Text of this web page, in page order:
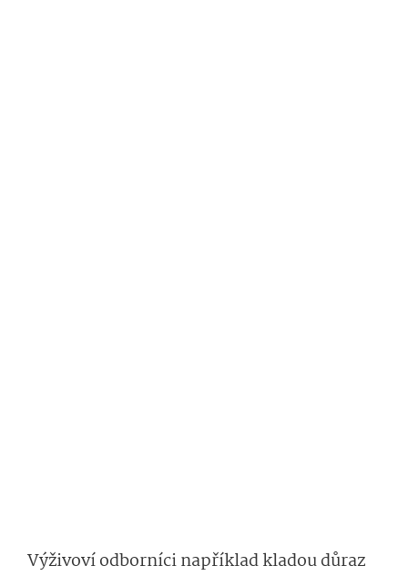
Výživoví odborníci například kladou důraz